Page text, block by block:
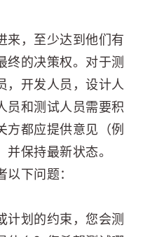
来，至少达到他们有
终的决策权。对于测
，开发人员，设计人
员和测试人员需要积
方都应提供意见（例
保持最新状态。
下问题：
计划的约束，您会测